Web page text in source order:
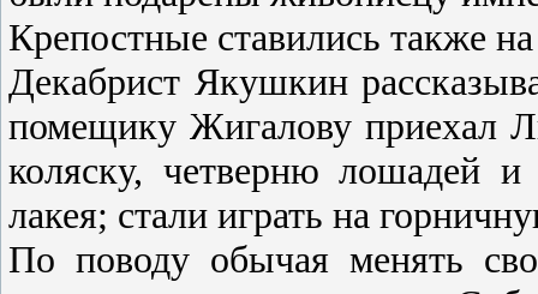
Крепостные ставились также на
Декабрист Якушкин
помещику Жигалову приехал
коляску, четверню лошадей
лакея; стали играть на
По поводу обычая менять